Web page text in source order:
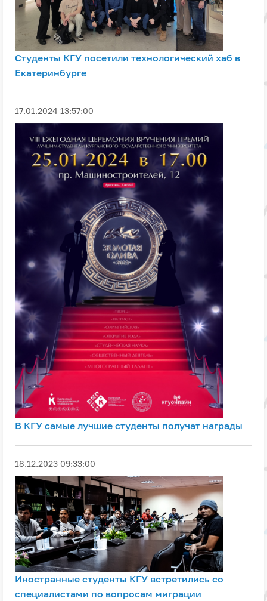
Студенты КГУ посетили технологический хаб в
Екатеринбурге
17.01.2024 13:57:00
В КГУ самые лучшие студенты получат награды
18.12.2023 09:33:00
Иностранные студенты КГУ встретились со
специалистами по вопросам миграции